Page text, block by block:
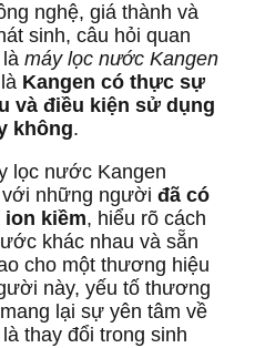
nghệ, giá thành và
sinh, câu hỏi quan
máy lọc nước Kangen
Kangen có thực sự
và điều kiện sử dụng
không.
lọc nước Kangen
những người đã có
kiềm, hiểu rõ cách
khác nhau và sẵn
cho một thương hiệu
này, yếu tố thương
lại sự yên tâm về
thay đổi trong sinh